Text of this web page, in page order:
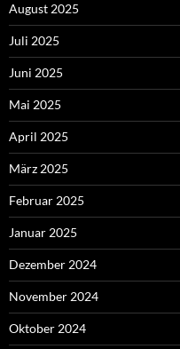
August 2025
Juli 2025
Juni 2025
Mai 2025
April 2025
März 2025
Februar 2025
Januar 2025
Dezember 2024
November 2024
Oktober 2024